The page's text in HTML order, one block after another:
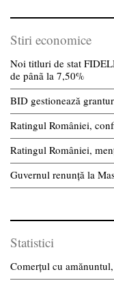
Stiri economice
Noi titluri de stat
de pânã la 7,50%
BID gestionează
Ratingul României,
Ratingul României,
Guvernul renunță la
Statistici
Comerțul cu